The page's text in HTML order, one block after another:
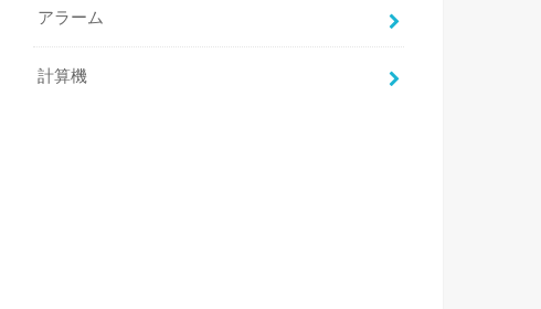
アラーム
計算機